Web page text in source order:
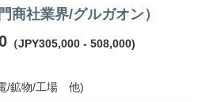
商社業界/グルガオン）
（JPY305,000 - 508,000)
/鉱物/工場 他)